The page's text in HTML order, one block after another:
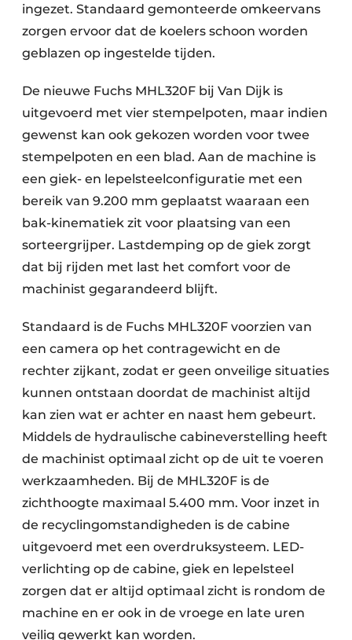
ingezet. Standaard gemonteerde omkeervans
zorgen ervoor dat de koelers schoon worden
geblazen op ingestelde tijden.
De nieuwe Fuchs MHL320F bij Van Dijk is
uitgevoerd met vier stempelpoten, maar indien
gewenst kan ook gekozen worden voor twee
stempelpoten en een blad. Aan de machine is
een giek- en lepelsteelconfiguratie met een
bereik van 9.200 mm geplaatst waaraan een
bak-kinematiek zit voor plaatsing van een
sorteergrijper. Lastdemping op de giek zorgt
dat bij rijden met last het comfort voor de
machinist gegarandeerd blijft.
Standaard is de Fuchs MHL320F voorzien van
een camera op het contragewicht en de
rechter zijkant, zodat er geen onveilige situaties
kunnen ontstaan doordat de machinist altijd
kan zien wat er achter en naast hem gebeurt.
Middels de hydraulische cabineverstelling heeft
de machinist optimaal zicht op de uit te voeren
werkzaamheden. Bij de MHL320F is de
zichthoogte maximaal 5.400 mm. Voor inzet in
de recyclingomstandigheden is de cabine
uitgevoerd met een overdruksysteem. LED-
verlichting op de cabine, giek en lepelsteel
zorgen dat er altijd optimaal zicht is rondom de
machine en er ook in de vroege en late uren
veilig gewerkt kan worden.